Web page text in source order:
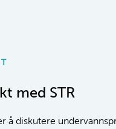
med STR
å diskutere